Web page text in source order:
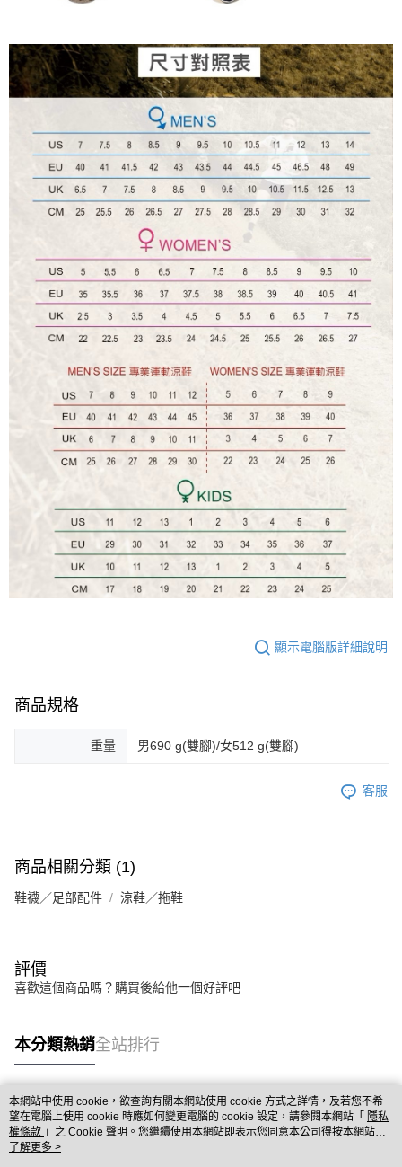
顯示電腦版詳細說明
商品規格
重量 男690 g(雙腳)/女512 g(雙腳)
客服
商品相關分類 (1)
鞋襪／足部配件 涼鞋／拖鞋
評價
喜歡這個商品嗎？購買後給他一個好評吧
本分類熱銷全站排行
熱門標籤
本網站中使用 cookie，欲查詢有關本網站使用 cookie 方式之詳情，及若您不希
望在電腦上使用 cookie 時應如何變更電腦的 cookie 設定，請參閱本網站「 隱私
權條款 」之 Cookie 聲明。您繼續使用本網站即表示您同意本公司得按本網站使
用條款之 Cookie 聲明使用 cookie。
了解更多 >